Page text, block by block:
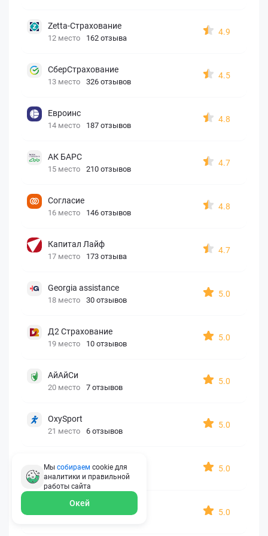
Zetta-Страхование
12 место 162 отзыва
4.9
СберСтрахование
13 место 326 отзывов
4.5
Евроинс
14 место 187 отзывов
4.8
АК БАРС
15 место 210 отзывов
4.7
Согласие
16 место 146 отзывов
4.8
Капитал Лайф
17 место 173 отзыва
4.7
Georgia assistance
18 место 30 отзывов
5.0
Д2 Страхование
19 место 10 отзывов
5.0
АйАйСи
20 место 7 отзывов
5.0
OxySport
21 место 6 отзывов
5.0
ERGO AXA
22 место 2 отзыва
5.0
Oxy Travel Premium
5.0
Мы собираем cookie для
аналитики и правильной
работы сайта
Окей